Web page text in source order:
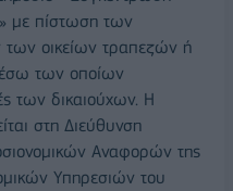
με πίστωση των
οικείων τραπεζών ή
των οποίων
των δικαιούχων. Η
στη Διεύθυνση
Αναφορών της
Υπηρεσιών του